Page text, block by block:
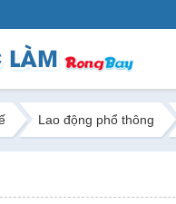
Lao động phổ thông